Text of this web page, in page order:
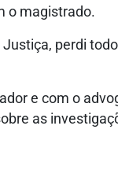
o magistrado.
perdi
e com o
as